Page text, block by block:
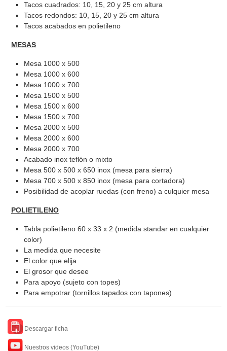
Tacos cuadrados: 10, 15, 20 y 25 cm altura
Tacos redondos: 10, 15, 20 y 25 cm altura
Tacos acabados en polietileno
MESAS
Mesa 1000 x 500
Mesa 1000 x 600
Mesa 1000 x 700
Mesa 1500 x 500
Mesa 1500 x 600
Mesa 1500 x 700
Mesa 2000 x 500
Mesa 2000 x 600
Mesa 2000 x 700
Acabado inox teflón o mixto
Mesa 500 x 500 x 650 inox (mesa para sierra)
Mesa 700 x 500 x 850 inox (mesa para cortadora)
Posibilidad de acoplar ruedas (con freno) a culquier mesa
POLIETILENO
Tabla polietileno 60 x 33 x 2 (medida standar en cualquier
color)
La medida que necesite
El color que elija
El grosor que desee
Para apoyo (sujeto con topes)
Para empotrar (tornillos tapados con tapones)
Descargar ficha
Nuestros videos (YouTube)